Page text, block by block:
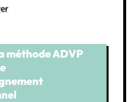
méthode ADVP